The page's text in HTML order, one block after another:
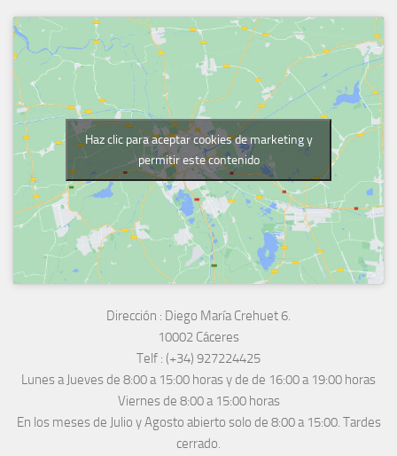
Haz clic para aceptar cookies de marketing y
permitir este contenido
Dirección : Diego María Crehuet 6.
10002 Cáceres
Telf : (+34) 927224425
Lunes a Jueves de 8:00 a 15:00 horas y de de 16:00 a 19:00 horas
Viernes de 8:00 a 15:00 horas
En los meses de Julio y Agosto abierto solo de 8:00 a 15:00. Tardes
cerrado.